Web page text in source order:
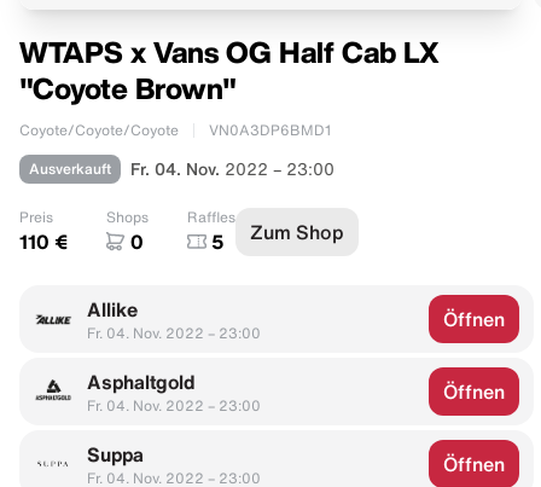
WTAPS x Vans OG Half Cab LX
"Coyote Brown"
Coyote/Coyote/Coyote VN0A3DP6BMD1
Ausverkauft Fr. 04. Nov. 2022 – 23:00
Preis
110 €
Shops
0
Raffles
5 Zum Shop
Allike
Fr. 04. Nov. 2022 – 23:00
Öffnen
Asphaltgold
Fr. 04. Nov. 2022 – 23:00
Öffnen
Suppa
Fr. 04. Nov. 2022 – 23:00
Öffnen